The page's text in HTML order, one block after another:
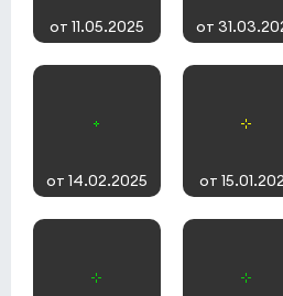
от 11.05.2025 от
от 14.02.2025 от